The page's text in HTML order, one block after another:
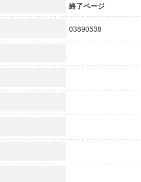
終了ページ
03890538